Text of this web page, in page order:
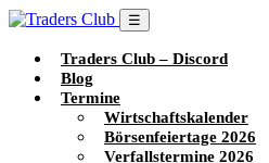
☰
Traders Club – Discord
Blog
Termine
Wirtschaftskalender
Börsenfeiertage 2026
Verfallstermine 2026